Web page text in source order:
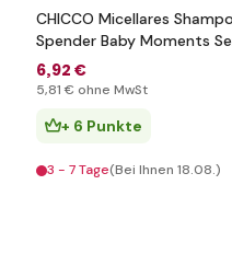
CHICCO Micellares
Spender Baby Moments
6,92 €
5,81 € ohne MwSt
+ 6 Punkte
3 - 7 Tage(Bei Ihnen 18.08.)